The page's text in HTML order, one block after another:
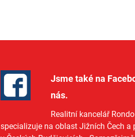
Jsme také na
nás.
Realitní kancelář
specializuje na oblast Jižních Čech a